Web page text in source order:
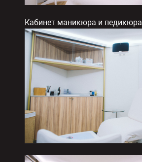
Кабинет маникюра и педикюра